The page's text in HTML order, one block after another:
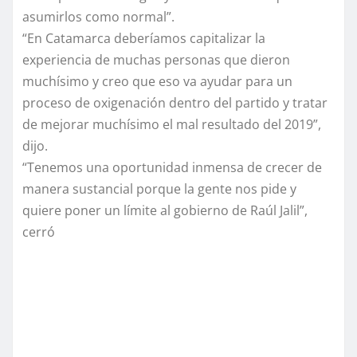
asumirlos como normal”.
“En Catamarca deberíamos capitalizar la
experiencia de muchas personas que dieron
muchísimo y creo que eso va ayudar para un
proceso de oxigenación dentro del partido y tratar
de mejorar muchísimo el mal resultado del 2019”,
dijo.
“Tenemos una oportunidad inmensa de crecer de
manera sustancial porque la gente nos pide y
quiere poner un límite al gobierno de Raúl Jalil”,
cerró